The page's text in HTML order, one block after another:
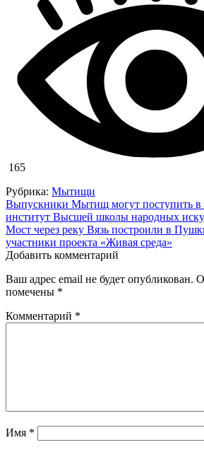
165
Рубрика: Мытищи
Навигация
по
записям
Выпускники Мытищ могут поступить в
институт Высшей школы народных
Мост через реку Вязь построили в
участники проекта «Живая среда»
Добавить комментарий
Ваш адрес email не будет опубликован.
помечены *
Комментарий *
Имя *